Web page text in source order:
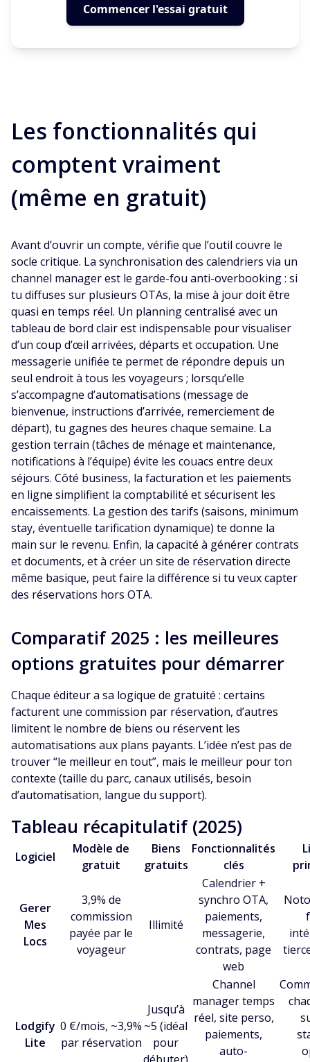
Commencer l'essai gratuit
Les fonctionnalités qui
comptent vraiment
(même en gratuit)
Avant d’ouvrir un compte, vérifie que l’outil couvre le
socle critique. La synchronisation des calendriers via un
channel manager est le garde-fou anti-overbooking : si
tu diffuses sur plusieurs OTAs, la mise à jour doit être
quasi en temps réel. Un planning centralisé avec un
tableau de bord clair est indispensable pour visualiser
d’un coup d’œil arrivées, départs et occupation. Une
messagerie unifiée te permet de répondre depuis un
seul endroit à tous les voyageurs ; lorsqu’elle
s’accompagne d’automatisations (message de
bienvenue, instructions d’arrivée, remerciement de
départ), tu gagnes des heures chaque semaine. La
gestion terrain (tâches de ménage et maintenance,
notifications à l’équipe) évite les couacs entre deux
séjours. Côté business, la facturation et les paiements
en ligne simplifient la comptabilité et sécurisent les
encaissements. La gestion des tarifs (saisons, minimum
stay, éventuelle tarification dynamique) te donne la
main sur le revenu. Enfin, la capacité à générer contrats
et documents, et à créer un site de réservation directe
même basique, peut faire la différence si tu veux capter
des réservations hors OTA.
Comparatif 2025 : les meilleures
options gratuites pour démarrer
Chaque éditeur a sa logique de gratuité : certains
facturent une commission par réservation, d’autres
limitent le nombre de biens ou réservent les
automatisations aux plans payants. L’idée n’est pas de
trouver “le meilleur en tout”, mais le meilleur pour ton
contexte (taille du parc, canaux utilisés, besoin
d’automatisation, langue du support).
Tableau récapitulatif (2025)
Logiciel
Modèle de
gratuit
Biens
gratuits
Fonctionnalités
clés
Gerer
Mes
Locs
3,9% de
commission
payée par le
voyageur
Illimité
Calendrier +
synchro OTA,
paiements,
messagerie,
contrats, page
web
Lodgify
Lite
0 €/mois, ~3,9%
par réservation
Jusqu’à
~5 (idéal
pour
débuter)
Channel
manager temps
réel, site perso,
paiements,
auto-